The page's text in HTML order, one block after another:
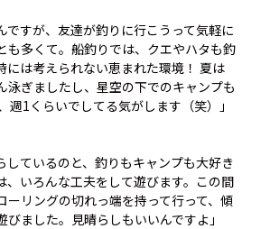
ですが、友達が釣りに行こうって気軽に
も多くて。船釣りでは、クエやハタも釣
には考えられない恵まれた環境！ 夏は
泳ぎましたし、星空の下でのキャンプも
週1くらいでしてる気がします（笑）」
しているのと、釣りもキャンプも大好き
、いろんな工夫をして遊びます。この間
ーリングの切れっ端を持って行って、傾
ました。見晴らしもいいんですよ」